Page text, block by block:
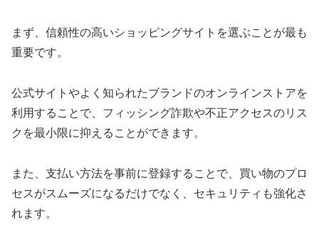
まず、信頼性の高いショッピングサイトを選ぶことが最も
重要です。
公式サイトやよく知られたブランドのオンラインストアを
利用することで、フィッシング詐欺や不正アクセスのリス
クを最小限に抑えることができます。
また、支払い方法を事前に登録することで、買い物のプロ
セスがスムーズになるだけでなく、セキュリティも強化さ
れます。